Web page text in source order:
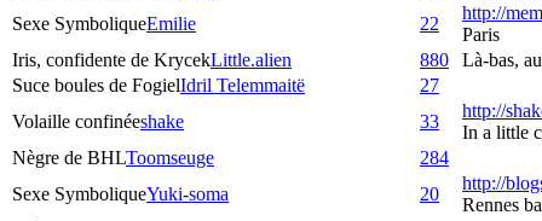
Sexe SymboliqueEmilie 22
http://
Paris
Iris, confidente de KrycekLittle.alien 880
Là-bas,
Suce boules de FogielIdril Telemmaitë
27
Volaille confinéeshake 33
http://
In a little
Nègre de BHLToomseuge
284
Sexe SymboliqueYuki-soma 20
http://
Rennes